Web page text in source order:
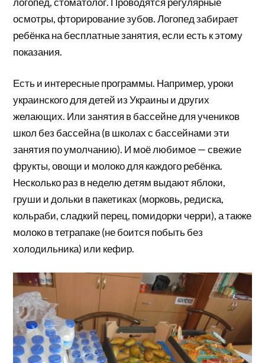
осмотры, фторирование зубов. Логопед забирает
ребёнка на бесплатные занятия, если есть к этому
показания.
Есть и интересные программы. Например, уроки
украинского для детей из Украины и других
желающих. Или занятия в бассейне для учеников
школ без бассейна (в школах с бассейнами эти
занятия по умолчанию). И моё любимое — свежие
фрукты, овощи и молоко для каждого ребёнка.
Несколько раз в неделю детям выдают яблоки,
груши и дольки в пакетиках (морковь, редиска,
кольраби, сладкий перец, помидорки черри), а также
молоко в тетрапаке (не боится побыть без
холодильника) или кефир.